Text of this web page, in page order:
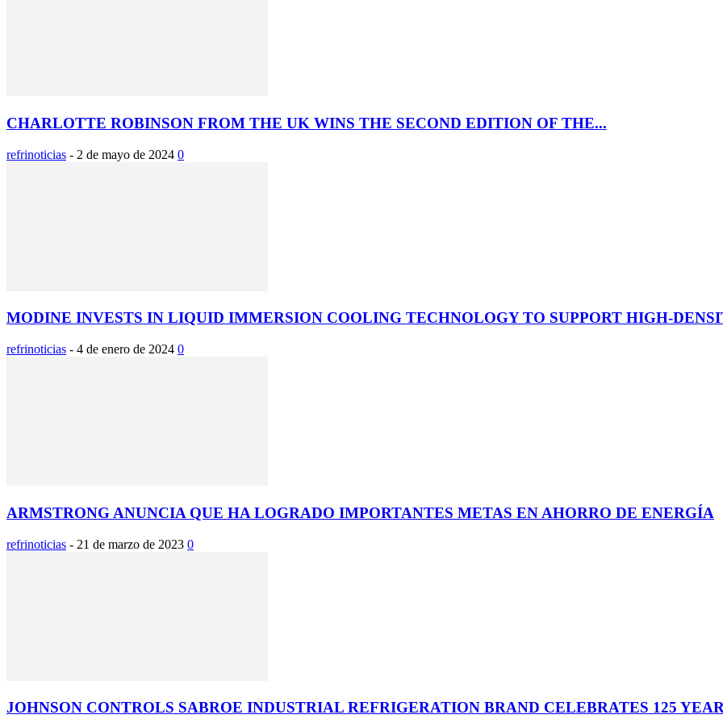
CHARLOTTE ROBINSON FROM THE UK WINS THE SECOND EDITION OF THE...
refrinoticias - 2 de mayo de 2024 0
MODINE INVESTS IN LIQUID IMMERSION COOLING TECHNOLOGY TO SUPPORT HIGH-
refrinoticias - 4 de enero de 2024 0
ARMSTRONG ANUNCIA QUE HA LOGRADO IMPORTANTES METAS EN AHORRO DE ENERGÍA
refrinoticias - 21 de marzo de 2023 0
JOHNSON CONTROLS SABROE INDUSTRIAL REFRIGERATION BRAND CELEBRATES 125